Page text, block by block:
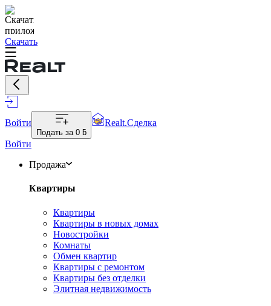
Скачать
Войти
Подать за 0 ƃ
Realt.Сделка
Войти
Продажа
Квартиры
Квартиры
Квартиры в новых домах
Новостройки
Комнаты
Обмен квартир
Квартиры с ремонтом
Квартиры без отделки
Элитная недвижимость